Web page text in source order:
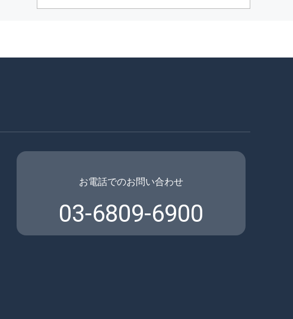
お電話でのお問い合わせ
03-6809-6900